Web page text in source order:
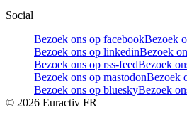
Social
Bezoek ons op facebookBezoek
Bezoek ons op linkedinBezoek
Bezoek ons op rss-feedBezoek
Bezoek ons op mastodonBezoek
Bezoek ons op blueskyBezoek
© 2026 Euractiv FR